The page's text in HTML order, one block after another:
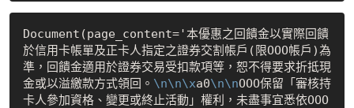
Document(page_content='本優惠之回饋金以實際回饋
於信用卡帳單及正卡人指定之證券交割帳戶(限OOO帳戶)為
準，回饋金適用於證券交易受扣款項等，恕不得要求折抵現
金或以溢繳款方式領回。 \n\n\xa0\n\nOOO保留「審核持
卡人參加資格、變更或終止活動」權利，未盡事宜悉依OOO